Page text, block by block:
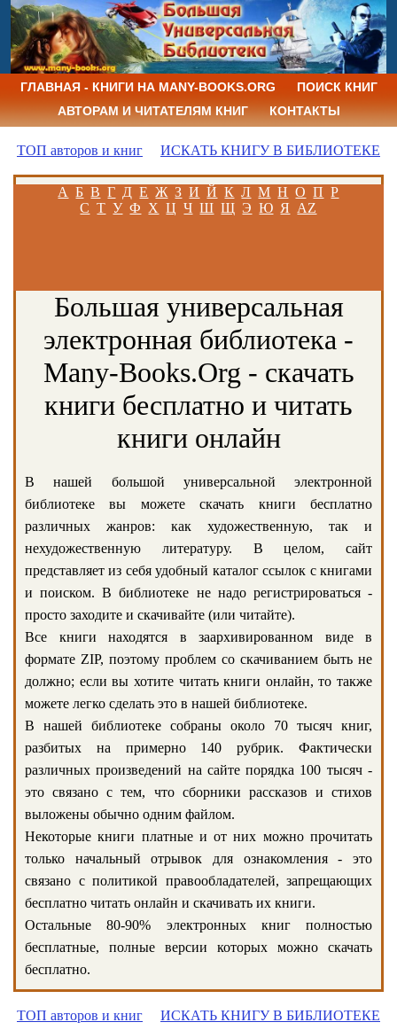
ГЛАВНАЯ - КНИГИ НА MANY-BOOKS.ORG
ПОИСК КНИГ
АВТОРАМ И ЧИТАТЕЛЯМ КНИГ
КОНТАКТЫ
ТОП авторов и книг ИСКАТЬ КНИГУ В БИБЛИОТЕКЕ
А Б В Г Д Е Ж З И Й К Л М Н О П Р
С Т У Ф Х Ц Ч Ш Щ Э Ю Я AZ
Большая универсальная
электронная библиотека -
Many-Books.Org - скачать
книги бесплатно и читать
книги онлайн
В нашей большой универсальной электронной
библиотеке вы можете скачать книги бесплатно
различных жанров: как художественную, так и
нехудожественную литературу. В целом, сайт
представляет из себя удобный каталог ссылок с книгами
и поиском. В библиотеке не надо регистрироваться -
просто заходите и скачивайте (или читайте).
Все книги находятся в заархивированном виде в
формате ZIP, поэтому проблем со скачиванием быть не
должно; если вы хотите читать книги онлайн, то также
можете легко сделать это в нашей библиотеке.
В нашей библиотеке собраны около 70 тысяч книг,
разбитых на примерно 140 рубрик. Фактически
различных произведений на сайте порядка 100 тысяч -
это связано с тем, что сборники рассказов и стихов
выложены обычно одним файлом.
Некоторые книги платные и от них можно прочитать
только начальный отрывок для ознакомления - это
связано с политикой правообладателей, запрещающих
бесплатно читать онлайн и скачивать их книги.
Остальные 80-90% электронных книг полностью
бесплатные, полные версии которых можно скачать
бесплатно.
ТОП авторов и книг ИСКАТЬ КНИГУ В БИБЛИОТЕКЕ